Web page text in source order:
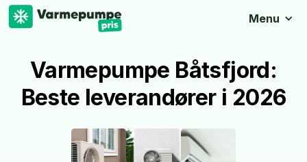
Menu
Varmepumpe Båtsfjord:
Beste leverandører i 2026